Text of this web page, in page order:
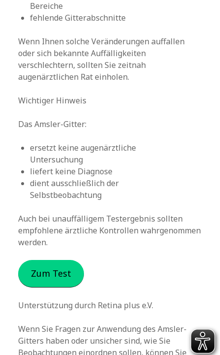
Bereiche
fehlende Gitterabschnitte
Wenn Ihnen solche Veränderungen auffallen
oder sich bekannte Auffälligkeiten
verschlechtern, sollten Sie zeitnah
augenärztlichen Rat einholen.
Wichtiger Hinweis
Das Amsler-Gitter:
ersetzt keine augenärztliche
Untersuchung
liefert keine Diagnose
dient ausschließlich der
Selbstbeobachtung
Auch bei unauffälligem Testergebnis sollten
empfohlene ärztliche Kontrollen wahrgenommen
werden.
Zum Test
Unterstützung durch Retina plus e.V.
Wenn Sie Fragen zur Anwendung des Amsler-
Gitters haben oder unsicher sind, wie Sie
Beobachtungen einordnen sollen, können Sie